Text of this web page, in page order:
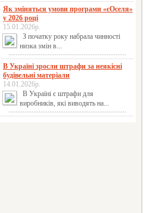
Як зміняться умови програми «єОселя»
у 2026 році
15.01.2026р.
З початку року набрала чинності
низка змін в...
В Україні зросли штрафи за неякісні
будівельні матеріали
14.01.2026р.
В Україні є штрафи для
виробників, які виводять на...